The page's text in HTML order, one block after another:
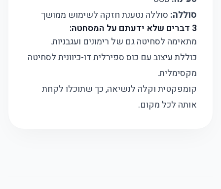
סוללה: סוללה נטענת חזקה לשימוש ממושך
3 דברים שלא ידעתם על המסחטה:
מתאימה לסחיטה גם של רימונים ועגבניות.
כוללת עיצוב עם כוס ספירלית דו-כיוונית לסחיטה
מקסימלית.
קומפקטית וקלה לנשיאה, כך שתוכלו לקחת
אותה לכל מקום.